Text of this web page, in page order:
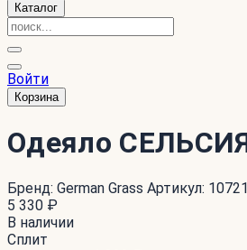
Каталог
Войти
Корзина
Одеяло СЕЛЬСИЯ
Бренд: German Grass Артикул:
5 330 ₽
В наличии
Сплит